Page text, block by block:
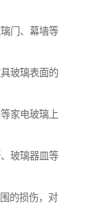
门、幕墙等
玻璃表面的
家电玻璃上
玻璃器皿等
的损伤，对